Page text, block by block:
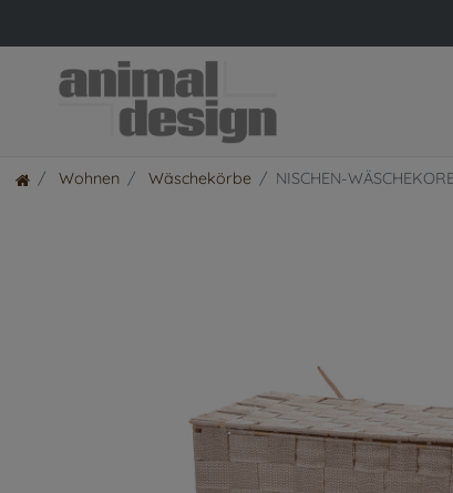
Wohnen Wäschekörbe NISCHEN-